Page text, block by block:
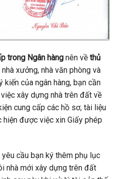
trong Ngân hàng nên về thủ
nhà xưởng, nhà văn phòng và
của ngân hàng, bạn cần
xây dựng nhà trên đất về
cung cấp các hồ sơ, tài liệu
được việc xin Giấy phép
cầu bạn ký thêm phụ lục
nhà mới xây dựng trên đất